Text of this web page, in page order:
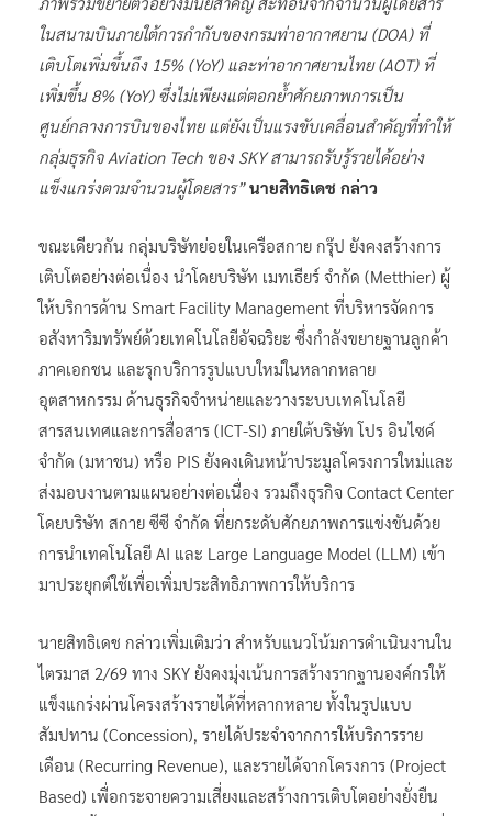
ในสนามบินภายใต้การกำกับของกรมท่าอากาศยาน (DOA) ที่
เติบโตเพิ่มขึ้นถึง 15% (YoY) และท่าอากาศยานไทย (AOT) ที่
เพิ่มขึ้น 8% (YoY) ซึ่งไม่เพียงแต่ตอกย้ำศักยภาพการเป็น
ศูนย์กลางการบินของไทย แต่ยังเป็นแรงขับเคลื่อนสำคัญที่ทำให้
กลุ่มธุรกิจ Aviation Tech ของ SKY สามารถรับรู้รายได้อย่าง
แข็งแกร่งตามจำนวนผู้โดยสาร” นายสิทธิเดช กล่าว
ขณะเดียวกัน กลุ่มบริษัทย่อยในเครือสกาย กรุ๊ป ยังคงสร้างการ
เติบโตอย่างต่อเนื่อง นำโดยบริษัท เมทเธียร์ จำกัด (Metthier) ผู้
ให้บริการด้าน Smart Facility Management ที่บริหารจัดการ
อสังหาริมทรัพย์ด้วยเทคโนโลยีอัจฉริยะ ซึ่งกำลังขยายฐานลูกค้า
ภาคเอกชน และรุกบริการรูปแบบใหม่ในหลากหลาย
อุตสาหกรรม ด้านธุรกิจจำหน่ายและวางระบบเทคโนโลยี
สารสนเทศและการสื่อสาร (ICT-SI) ภายใต้บริษัท โปร อินไซด์
จำกัด (มหาชน) หรือ PIS ยังคงเดินหน้าประมูลโครงการใหม่และ
ส่งมอบงานตามแผนอย่างต่อเนื่อง รวมถึงธุรกิจ Contact Center
โดยบริษัท สกาย ซีซี จำกัด ที่ยกระดับศักยภาพการแข่งขันด้วย
การนำเทคโนโลยี AI และ Large Language Model (LLM) เข้า
มาประยุกต์ใช้เพื่อเพิ่มประสิทธิภาพการให้บริการ
นายสิทธิเดช กล่าวเพิ่มเติมว่า สำหรับแนวโน้มการดำเนินงานใน
ไตรมาส 2/69 ทาง SKY ยังคงมุ่งเน้นการสร้างรากฐานองค์กรให้
แข็งแกร่งผ่านโครงสร้างรายได้ที่หลากหลาย ทั้งในรูปแบบ
สัมปทาน (Concession), รายได้ประจำจากการให้บริการราย
เดือน (Recurring Revenue), และรายได้จากโครงการ (Project
Based) เพื่อกระจายความเสี่ยงและสร้างการเติบโตอย่างยั่งยืน